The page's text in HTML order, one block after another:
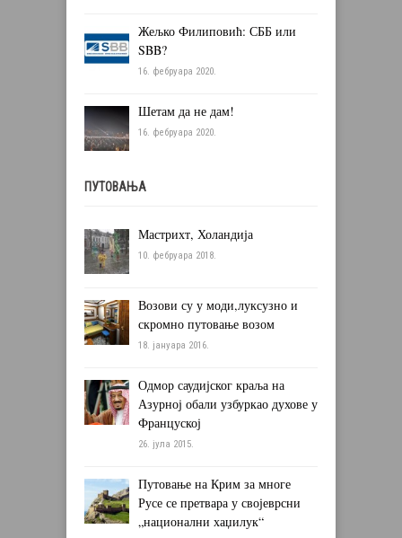
Жељко Филиповић: СББ или
SBB?
16. фебруара 2020.
Шетам да не дам!
16. фебруара 2020.
ПУТОВАЊА
Мастрихт, Холандија
10. фебруара 2018.
Возови су у моди,луксузно и
скромно путовање возом
18. јануара 2016.
Одмор саудијског краља на
Азурној обали узбуркао духове у
Француској
26. јула 2015.
Путовање на Крим за многе
Русе се претвара у својеврсни
„национални хаџилук“